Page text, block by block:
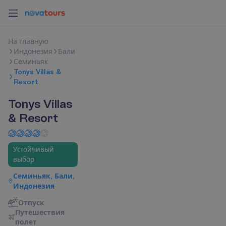
На главную
Индонезия
Бали
Семиньяк
Tonys Villas &
Resort
Tonys Villas
& Resort
Устойчивый
выбор
Семиньяк, Бали,
Индонезия
Отпуск
Путешествия
полет